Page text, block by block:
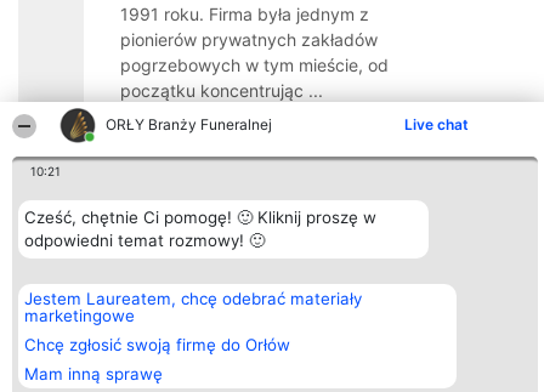
ORŁY Branży Funeralnej Live chat
10:21
Cześć, chętnie Ci pomogę! 🙂 Kliknij proszę w
odpowiedni temat rozmowy! 🙂
Jestem Laureatem, chcę odebrać materiały
marketingowe
Chcę zgłosić swoją firmę do Orłów
Mam inną sprawę
1991 roku. Firma była jednym z
pionierów prywatnych zakładów
pogrzebowych w tym mieście, od
początku koncentrując ...
8.6
Organizator plebiscytu
Bright Side Solutions sp. z o.
o. sp. k.
Wrocław 50-079
KRS 0000749100 | Regon
381313360 | NIP 8943132676
+48 508 492 400
Plebiscyt
Laureaci
Lista
Laureatów
Polityka
Kontakt